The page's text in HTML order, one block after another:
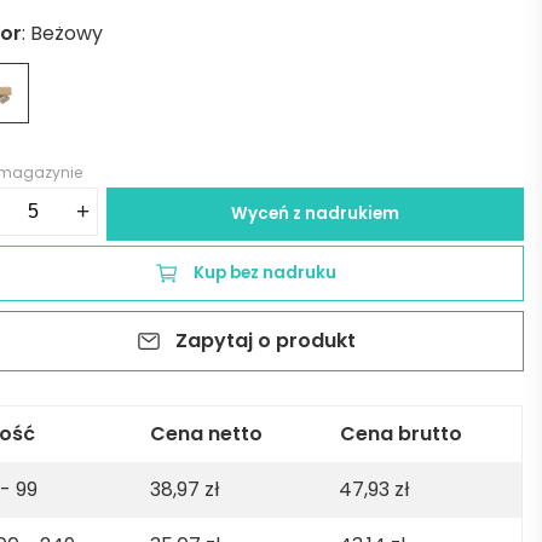
: Beżowy
+ Wyceń z nadrukiem
Kup bez nadruku
Zapytaj o produkt
Cena netto
Cena brutto
- 99
38,97 zł 47,93 zł